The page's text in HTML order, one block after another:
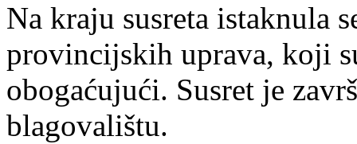
Na kraju susreta istaknula
provincijskih uprava, koji
obogaćujući. Susret je
blagovalištu.